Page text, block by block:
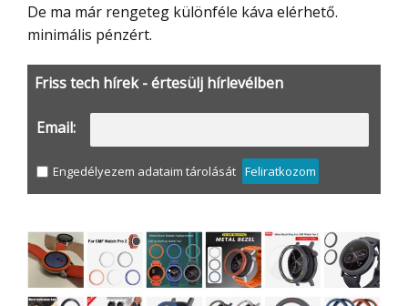
De ma már rengeteg különféle káva elérhető.
minimális pénzért.
Friss tech hírek - értesülj hírlevélben
Email:
Engedélyezem adataim tárolását Feliratkozom